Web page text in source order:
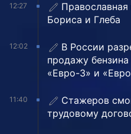
12:27
Бориса и Глеба
12:02
В России
продажу
«Евро-3» и
11:40
Стажеров
трудовому